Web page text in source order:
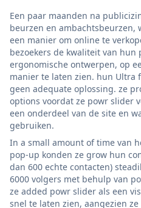
Een paar maanden na
beurzen en ambachtsbeurzen,
een manier om online te
bezoekers de kwaliteit van
ergonomische ontwerpen, op
manier te laten zien. hun Ultra
geen adequate oplossing. ze
options voordat ze powr slider
een onderdeel van de site en
gebruiken.
In a small amount of time van
pop-up konden ze grow hun
dan 600 echte contacten)
6000 volgers met behulp van
ze added powr slider als een
snel te laten zien, aangezien